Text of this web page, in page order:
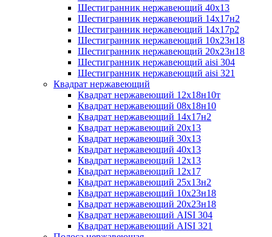
Шестигранник нержавеющий 40х13
Шестигранник нержавеющий 14х17н2
Шестигранник нержавеющий 14х17р2
Шестигранник нержавеющий 10х23н18
Шестигранник нержавеющий 20х23н18
Шестигранник нержавеющий aisi 304
Шестигранник нержавеющий aisi 321
Квадрат нержавеющий
Квадрат нержавеющий 12х18н10т
Квадрат нержавеющий 08х18н10
Квадрат нержавеющий 14х17н2
Квадрат нержавеющий 20х13
Квадрат нержавеющий 30х13
Квадрат нержавеющий 40х13
Квадрат нержавеющий 12х13
Квадрат нержавеющий 12х17
Квадрат нержавеющий 25х13н2
Квадрат нержавеющий 10х23н18
Квадрат нержавеющий 20х23н18
Квадрат нержавеющий AISI 304
Квадрат нержавеющий AISI 321